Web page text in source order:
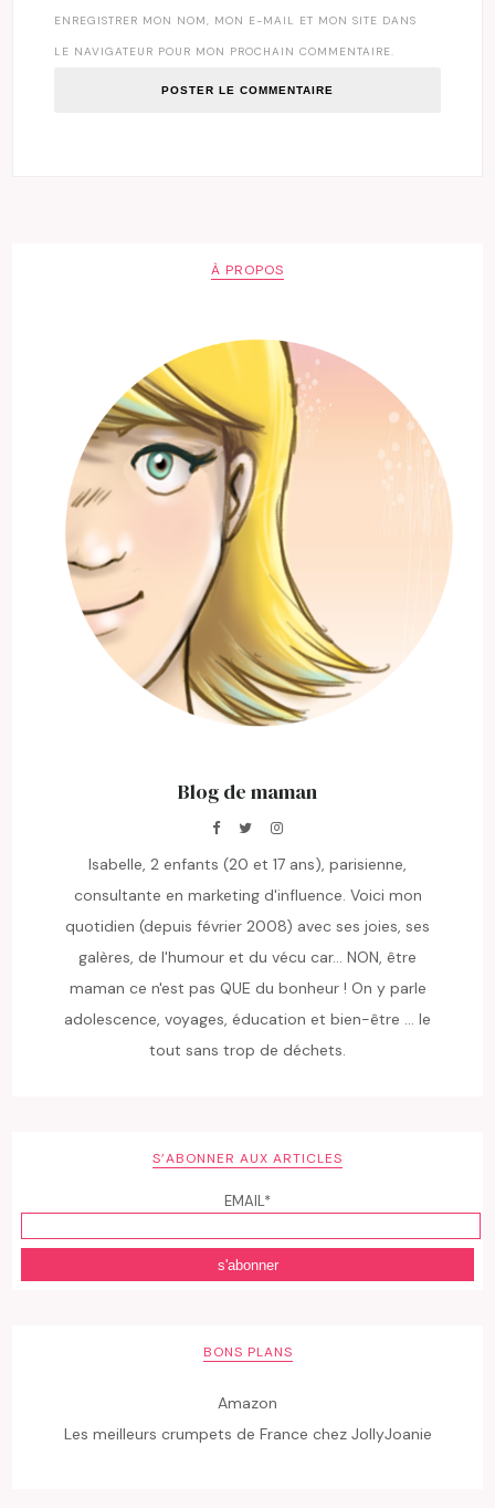
ENREGISTRER MON NOM, MON E-MAIL ET MON SITE DANS
LE NAVIGATEUR POUR MON PROCHAIN COMMENTAIRE.
À PROPOS
Blog de maman
Isabelle, 2 enfants (20 et 17 ans), parisienne,
consultante en marketing d'influence. Voici mon
quotidien (depuis février 2008) avec ses joies, ses
galères, de l'humour et du vécu car... NON, être
maman ce n'est pas QUE du bonheur ! On y parle
adolescence, voyages, éducation et bien-être ... le
tout sans trop de déchets.
S’ABONNER AUX ARTICLES
EMAIL*
BONS PLANS
Amazon
Les meilleurs crumpets de France chez JollyJoanie